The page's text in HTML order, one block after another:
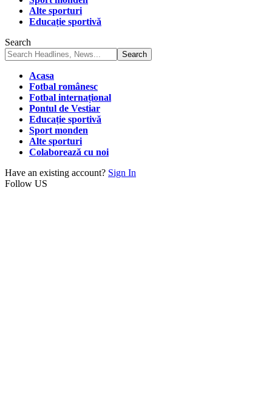
Alte sporturi
Educație sportivă
Search
Acasa
Fotbal românesc
Fotbal internațional
Pontul de Vestiar
Educație sportivă
Sport monden
Alte sporturi
Colaborează cu noi
Have an existing account? Sign In
Follow US